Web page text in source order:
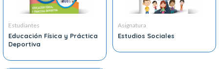
Estudiantes
Educación Física y Práctica
Deportiva
Asignatura
Estudios Sociales